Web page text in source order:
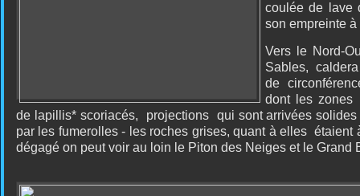
coulée de lave
son empreinte à
Vers le Nord-
Sables,
de
dont les zones
de lapillis* scoriacés,
projections qui sont arrivées
par les fumerolles - les roches grises, quant à elles étaient
dégagé on peut voir au loin le Piton des Neiges et le Grand